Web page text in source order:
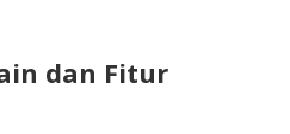
dan Fitur